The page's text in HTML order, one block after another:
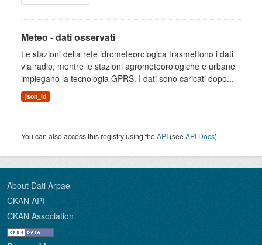
Meteo - dati osservati
Le stazioni della rete idrometeorologica trasmettono i dati
via radio, mentre le stazioni agrometeorologiche e urbane
impiegano la tecnologia GPRS. I dati sono caricati dopo...
json_ld
You can also access this registry using theAPI (seeAPI Docs).
About Dati Arpae
CKAN API
CKAN Association